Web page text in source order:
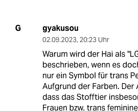
G gyakusou
02.09.2023, 20:23 Uhr
Warum wird der Hai als
beschrieben, wenn es
nur ein Symbol für trans
Aufgrund der Farben. Der
dass das Stofftier
Frauen bzw. trans